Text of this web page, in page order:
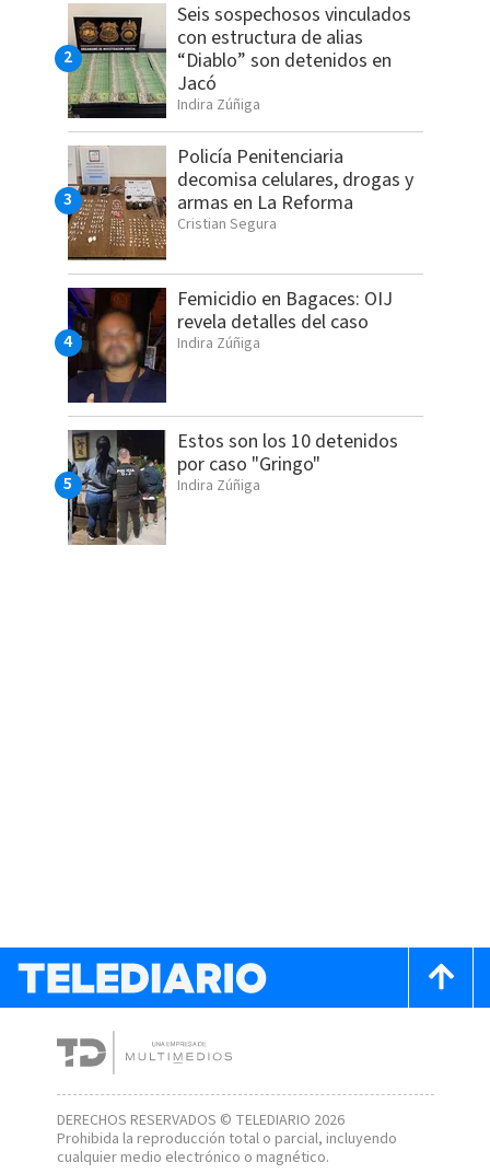
Seis sospechosos vinculados
con estructura de alias
“Diablo” son detenidos en
Jacó
Indira Zúñiga
Policía Penitenciaria
decomisa celulares, drogas y
armas en La Reforma
Cristian Segura
Femicidio en Bagaces: OIJ
revela detalles del caso
Indira Zúñiga
Estos son los 10 detenidos
por caso "Gringo"
Indira Zúñiga
DERECHOS RESERVADOS © TELEDIARIO 2026
Prohibida la reproducción total o parcial, incluyendo
cualquier medio electrónico o magnético.